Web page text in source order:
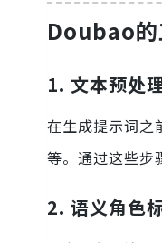
Doubao的
1. 文本预处
在生成提示词之
等。通过这些步
2. 语义角色